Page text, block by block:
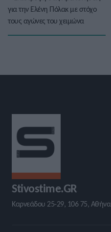
για την Ελένη Πόλακ με στόχο
τους αγώνες του χειμώνα
Stivostime.GR
Καρνεάδου 25-29, 106 75, Αθήνα